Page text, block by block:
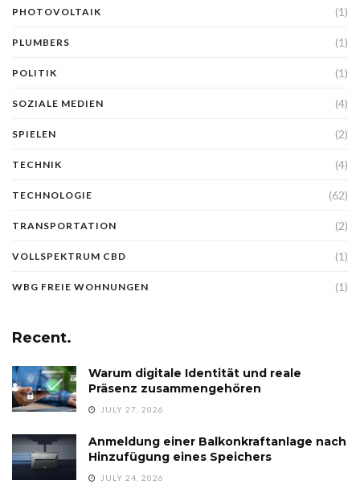
PHOTOVOLTAIK (1)
PLUMBERS (1)
POLITIK (1)
SOZIALE MEDIEN (4)
SPIELEN (2)
TECHNIK (4)
TECHNOLOGIE (62)
TRANSPORTATION (2)
VOLLSPEKTRUM CBD (1)
WBG FREIE WOHNUNGEN (1)
Recent.
Warum digitale Identität und reale
Präsenz zusammengehören
JULY 27, 2026
Anmeldung einer Balkonkraftanlage nach
Hinzufügung eines Speichers
JULY 24, 2026